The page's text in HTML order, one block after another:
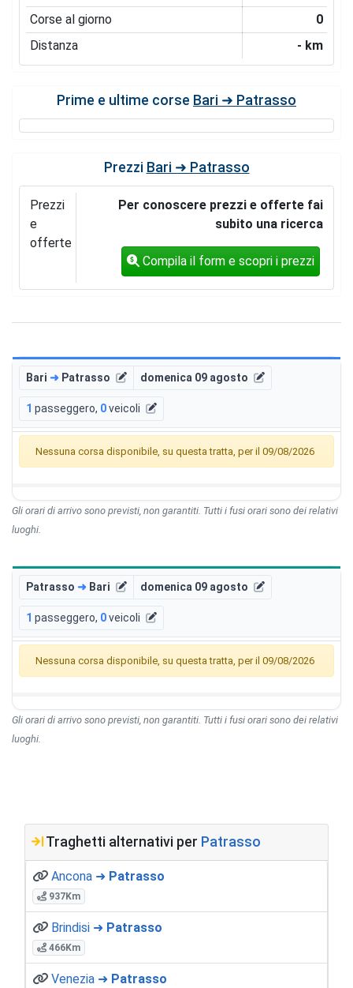
Corse al giorno
0
Distanza
- km
Prime e ultime corse Bari ➜ Patrasso
Prezzi Bari ➜ Patrasso
Prezzi
e
offerte
Per conoscere prezzi e offerte fai
subito una ricerca
Compila il form e scopri i prezzi
Bari ➜ Patrasso domenica 09 agosto
1 passeggero, 0veicoli
Nessuna corsa disponibile, su questa tratta, per il 09/08/2026
Gli orari di arrivo sono previsti, non garantiti. Tutti i fusi orari sono dei relativi
luoghi.
Patrasso ➜ Bari domenica 09 agosto
1 passeggero, 0veicoli
Nessuna corsa disponibile, su questa tratta, per il 09/08/2026
Gli orari di arrivo sono previsti, non garantiti. Tutti i fusi orari sono dei relativi
luoghi.
Traghetti alternativi per Patrasso
Ancona ➜ Patrasso
937Km
Brindisi ➜ Patrasso
466Km
Venezia ➜ Patrasso